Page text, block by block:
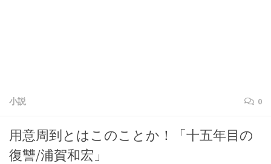
小説 0
用意周到とはこのことか！「十五年目の
復讐/浦賀和宏」